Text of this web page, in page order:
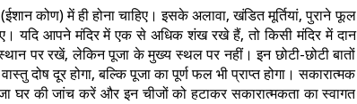
कोण) में ही होना चाहिए। इसके अलावा, खंडित मूर्तियां, पुराने फूल
यदि आपने मंदिर में एक से अधिक शंख रखे हैं, तो किसी मंदिर में दान
पर रखें, लेकिन पूजा के मुख्य स्थल पर नहीं। इन छोटी-छोटी बातों
दोष दूर होगा, बल्कि पूजा का पूर्ण फल भी प्राप्त होगा। सकारात्मक
घर की जांच करें और इन चीजों को हटाकर सकारात्मकता का स्वागत